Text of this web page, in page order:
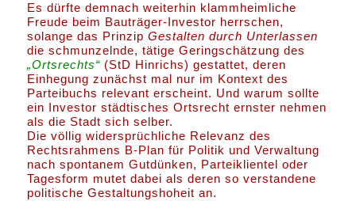
Es dürfte demnach weiterhin klammheimliche
Freude beim Bauträger-Investor herrschen,
solange das PrinzipGestalten durch Unterlassen
die schmunzelnde, tätige Geringschätzung des
„Ortsrechts“ (StD Hinrichs) gestattet, deren
Einhegung zunächst mal nur im Kontext des
Parteibuchs relevant erscheint. Und warum sollte
ein Investor städtisches Ortsrecht ernster nehmen
als die Stadt sich selber.
Die völlig widersprüchliche Relevanz des
Rechtsrahmens B-Plan für Politik und Verwaltung
nach spontanem Gutdünken, Parteiklientel oder
Tagesform mutet dabei als deren so verstandene
politische Gestaltungshoheit an.